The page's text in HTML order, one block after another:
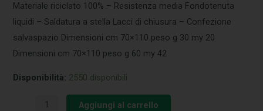
Materiale riciclato 100% – Resistenza media Fondotenuta
liquidi – Saldatura a stella Lacci di chiusura – Confezione
salvaspazio Dimensioni cm 70×110 peso g 30 my 20
Dimensioni cm 70×110 peso g 60 my 42
Disponibilità: 2550 disponibili
Aggiungi al carrello